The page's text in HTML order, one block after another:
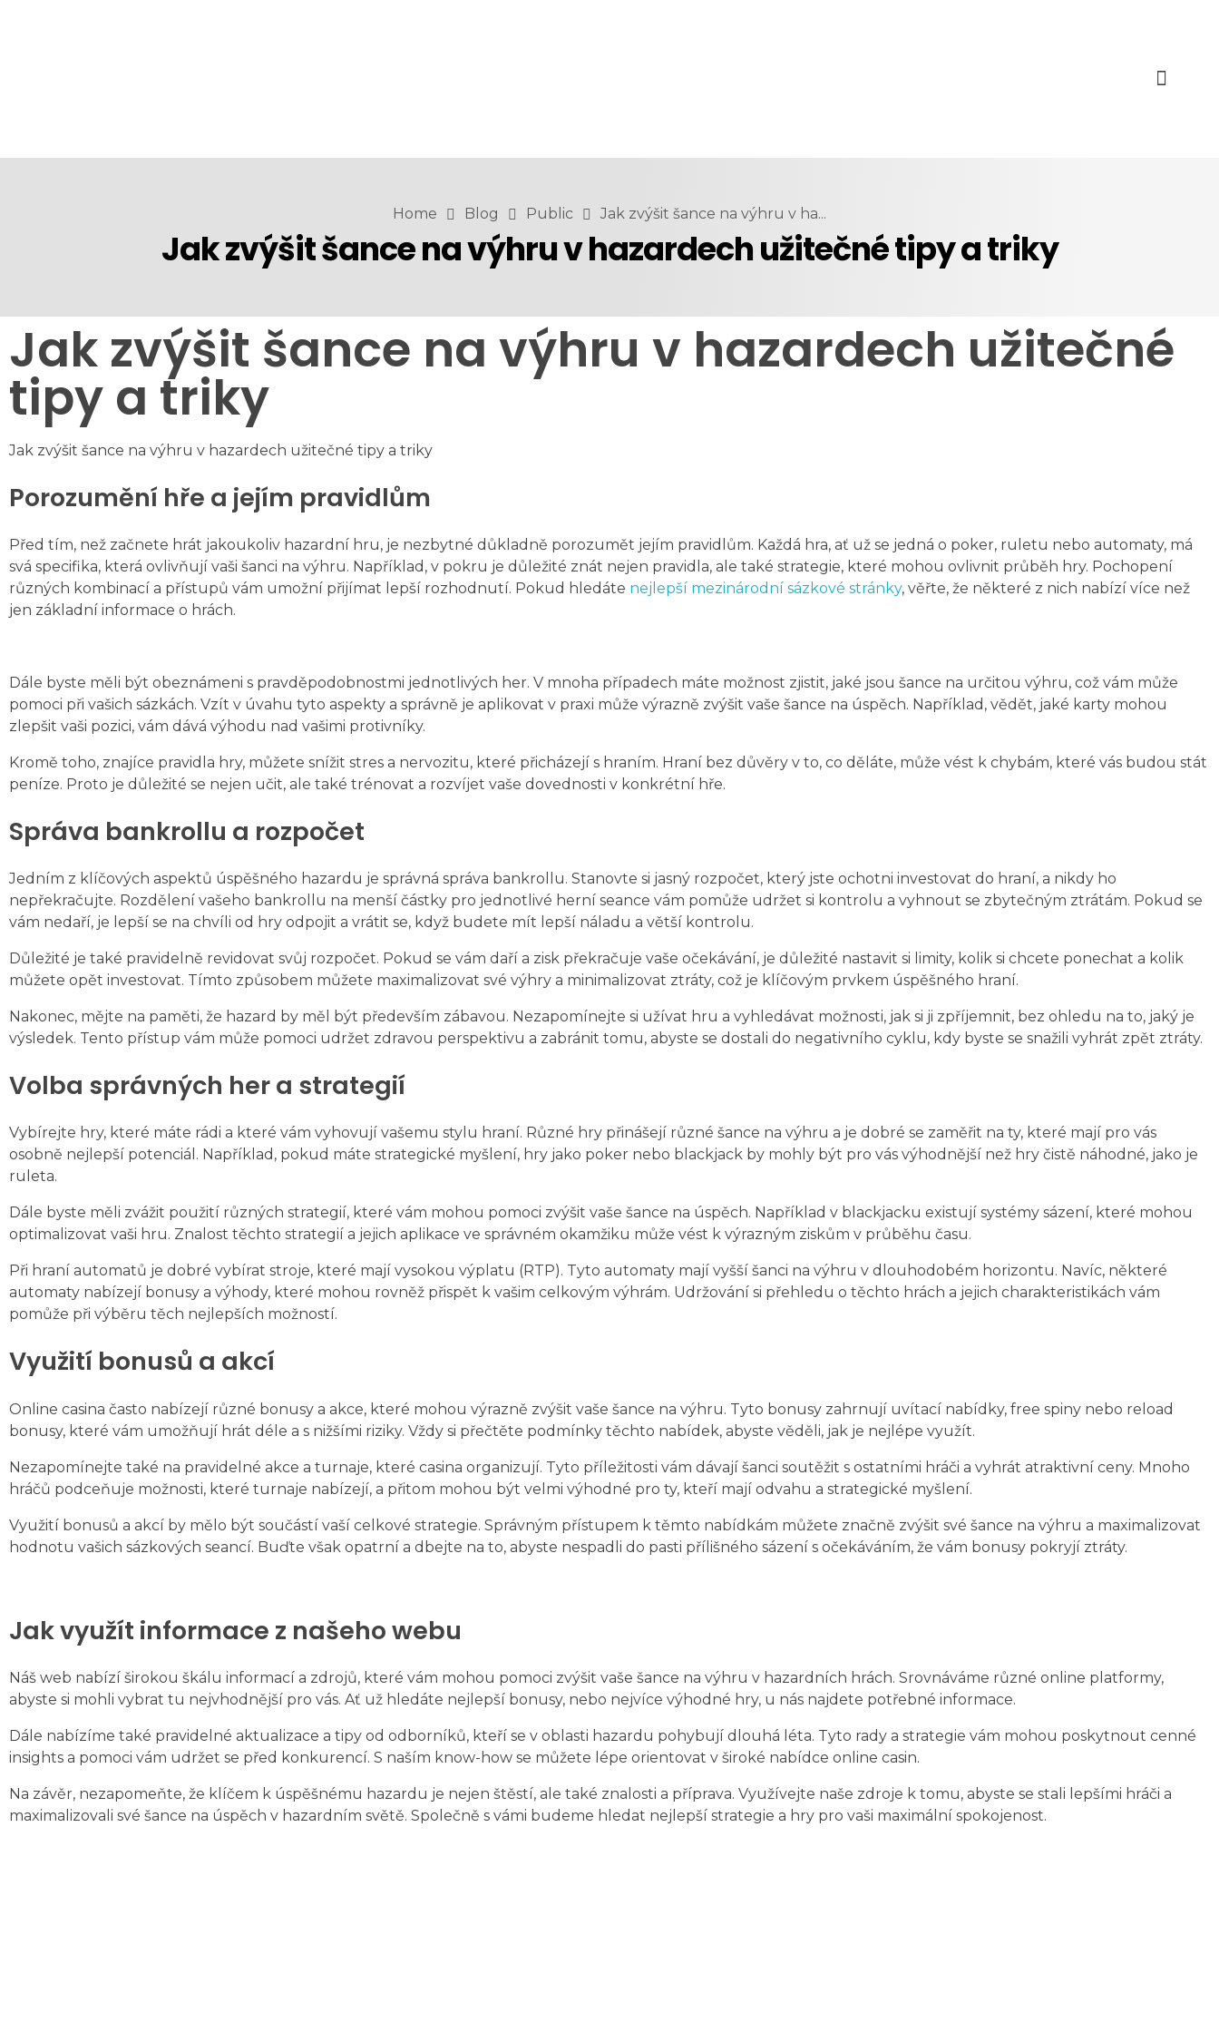
Home Blog Public Jak zvýšit šance na výhru v ha...
Jak zvýšit šance na výhru v hazardech užitečné tipy a triky
Jak zvýšit šance na výhru v hazardech užitečné
tipy a triky
Jak zvýšit šance na výhru v hazardech užitečné tipy a triky
Porozumění hře a jejím pravidlům
Před tím, než začnete hrát jakoukoliv hazardní hru, je nezbytné důkladně porozumět jejím pravidlům. Každá hra, ať už se jedná o poker, ruletu nebo automaty, má
svá specifika, která ovlivňují vaši šanci na výhru. Například, v pokru je důležité znát nejen pravidla, ale také strategie, které mohou ovlivnit průběh hry. Pochopení
různých kombinací a přístupů vám umožní přijímat lepší rozhodnutí. Pokud hledáte nejlepší mezinárodní sázkové stránky, věřte, že některé z nich nabízí více než
jen základní informace o hrách.
Dále byste měli být obeznámeni s pravděpodobnostmi jednotlivých her. V mnoha případech máte možnost zjistit, jaké jsou šance na určitou výhru, což vám může
pomoci při vašich sázkách. Vzít v úvahu tyto aspekty a správně je aplikovat v praxi může výrazně zvýšit vaše šance na úspěch. Například, vědět, jaké karty mohou
zlepšit vaši pozici, vám dává výhodu nad vašimi protivníky.
Kromě toho, znajíce pravidla hry, můžete snížit stres a nervozitu, které přicházejí s hraním. Hraní bez důvěry v to, co děláte, může vést k chybám, které vás budou stát
peníze. Proto je důležité se nejen učit, ale také trénovat a rozvíjet vaše dovednosti v konkrétní hře.
Správa bankrollu a rozpočet
Jedním z klíčových aspektů úspěšného hazardu je správná správa bankrollu. Stanovte si jasný rozpočet, který jste ochotni investovat do hraní, a nikdy ho
nepřekračujte. Rozdělení vašeho bankrollu na menší částky pro jednotlivé herní seance vám pomůže udržet si kontrolu a vyhnout se zbytečným ztrátám. Pokud se
vám nedaří, je lepší se na chvíli od hry odpojit a vrátit se, když budete mít lepší náladu a větší kontrolu.
Důležité je také pravidelně revidovat svůj rozpočet. Pokud se vám daří a zisk překračuje vaše očekávání, je důležité nastavit si limity, kolik si chcete ponechat a kolik
můžete opět investovat. Tímto způsobem můžete maximalizovat své výhry a minimalizovat ztráty, což je klíčovým prvkem úspěšného hraní.
Nakonec, mějte na paměti, že hazard by měl být především zábavou. Nezapomínejte si užívat hru a vyhledávat možnosti, jak si ji zpříjemnit, bez ohledu na to, jaký je
výsledek. Tento přístup vám může pomoci udržet zdravou perspektivu a zabránit tomu, abyste se dostali do negativního cyklu, kdy byste se snažili vyhrát zpět ztráty.
Volba správných her a strategií
Vybírejte hry, které máte rádi a které vám vyhovují vašemu stylu hraní. Různé hry přinášejí různé šance na výhru a je dobré se zaměřit na ty, které mají pro vás
osobně nejlepší potenciál. Například, pokud máte strategické myšlení, hry jako poker nebo blackjack by mohly být pro vás výhodnější než hry čistě náhodné, jako je
ruleta.
Dále byste měli zvážit použití různých strategií, které vám mohou pomoci zvýšit vaše šance na úspěch. Například v blackjacku existují systémy sázení, které mohou
optimalizovat vaši hru. Znalost těchto strategií a jejich aplikace ve správném okamžiku může vést k výrazným ziskům v průběhu času.
Při hraní automatů je dobré vybírat stroje, které mají vysokou výplatu (RTP). Tyto automaty mají vyšší šanci na výhru v dlouhodobém horizontu. Navíc, některé
automaty nabízejí bonusy a výhody, které mohou rovněž přispět k vašim celkovým výhrám. Udržování si přehledu o těchto hrách a jejich charakteristikách vám
pomůže při výběru těch nejlepších možností.
Využití bonusů a akcí
Online casina často nabízejí různé bonusy a akce, které mohou výrazně zvýšit vaše šance na výhru. Tyto bonusy zahrnují uvítací nabídky, free spiny nebo reload
bonusy, které vám umožňují hrát déle a s nižšími riziky. Vždy si přečtěte podmínky těchto nabídek, abyste věděli, jak je nejlépe využít.
Nezapomínejte také na pravidelné akce a turnaje, které casina organizují. Tyto příležitosti vám dávají šanci soutěžit s ostatními hráči a vyhrát atraktivní ceny. Mnoho
hráčů podceňuje možnosti, které turnaje nabízejí, a přitom mohou být velmi výhodné pro ty, kteří mají odvahu a strategické myšlení.
Využití bonusů a akcí by mělo být součástí vaší celkové strategie. Správným přístupem k těmto nabídkám můžete značně zvýšit své šance na výhru a maximalizovat
hodnotu vašich sázkových seancí. Buďte však opatrní a dbejte na to, abyste nespadli do pasti přílišného sázení s očekáváním, že vám bonusy pokryjí ztráty.
Jak využít informace z našeho webu
Náš web nabízí širokou škálu informací a zdrojů, které vám mohou pomoci zvýšit vaše šance na výhru v hazardních hrách. Srovnáváme různé online platformy,
abyste si mohli vybrat tu nejvhodnější pro vás. Ať už hledáte nejlepší bonusy, nebo nejvíce výhodné hry, u nás najdete potřebné informace.
Dále nabízíme také pravidelné aktualizace a tipy od odborníků, kteří se v oblasti hazardu pohybují dlouhá léta. Tyto rady a strategie vám mohou poskytnout cenné
insights a pomoci vám udržet se před konkurencí. S naším know-how se můžete lépe orientovat v široké nabídce online casin.
Na závěr, nezapomeňte, že klíčem k úspěšnému hazardu je nejen štěstí, ale také znalosti a příprava. Využívejte naše zdroje k tomu, abyste se stali lepšími hráči a
maximalizovali své šance na úspěch v hazardním světě. Společně s vámi budeme hledat nejlepší strategie a hry pro vaši maximální spokojenost.